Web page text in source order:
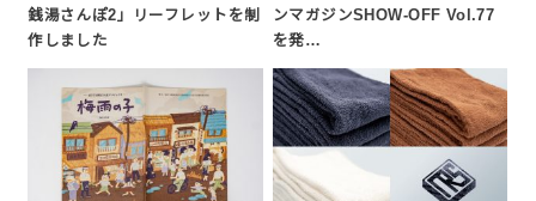
銭湯さんぽ2」リーフレットを制
作しました
ンマガジンSHOW-OFF Vol.77
を発…